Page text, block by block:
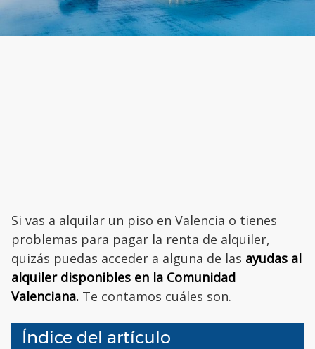
Si vas a alquilar un piso en Valencia o tienes
problemas para pagar la renta de alquiler,
quizás puedas acceder a alguna de las ayudas al
alquiler disponibles en la Comunidad
Valenciana. Te contamos cuáles son.
Índice del artículo